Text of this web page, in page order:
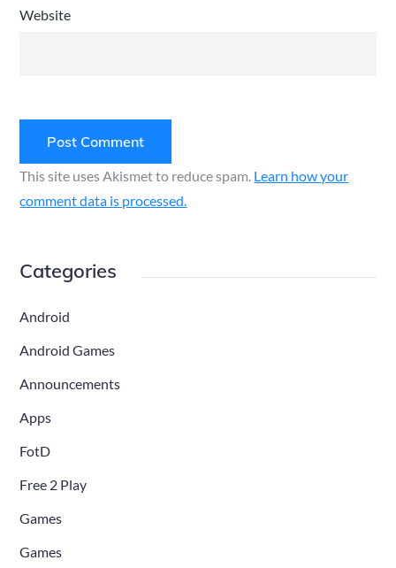
Website
This site uses Akismet to reduce spam. Learn how your
comment data is processed.
Categories
Android
Android Games
Announcements
Apps
FotD
Free 2 Play
Games
Games